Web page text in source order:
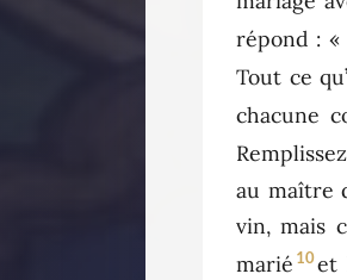
répond : «
Tout ce
chacune
au maître
vin, mais
marié 10et